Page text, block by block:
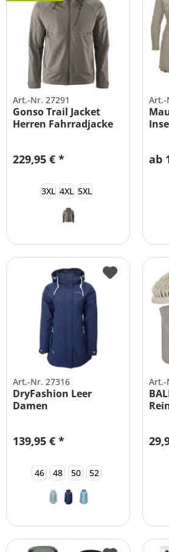
Art.-Nr. 27291
Gonso Trail Jacket
Herren Fahrradjacke
229,95 € *
3XL 4XL 5XL
Art.-
ab
Art.-Nr. 27316
DryFashion Leer
Damen
139,95 € *
46 48 50 52
Art.-